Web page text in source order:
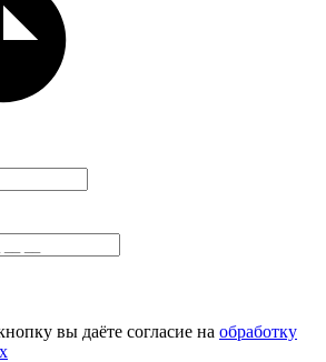
вы даёте согласие на обработку